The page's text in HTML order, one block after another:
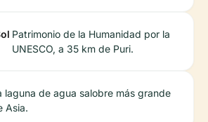
Patrimonio de la Humanidad por la
UNESCO, a 35 km de Puri.
laguna de agua salobre más grande
Asia.